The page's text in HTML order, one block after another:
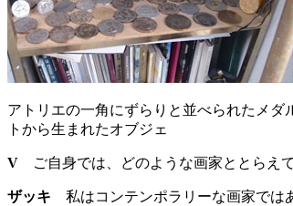
アトリエの一角にずらりと並べられ
トから生まれたオブジェ
V ご自身では、どのような画家ととらえて
ザッキ 私はコンテンポラリーな画家では